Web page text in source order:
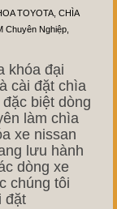
TOYOTA CHÌA
Chuyên Nghiệp
khóa đại
cài đặt chìa
biệt dòng
làm chìa
xe nissan
lưu hành
dòng xe
chúng tôi
đặt